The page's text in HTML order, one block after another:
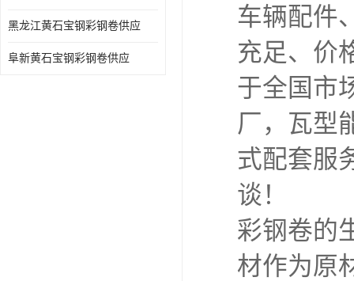
黑龙江黄石宝钢彩钢卷供应
阜新黄石宝钢彩钢卷供应
车辆配件
充足、价
于全国市
厂，瓦型
式配套服
谈！
彩钢卷的
材作为原